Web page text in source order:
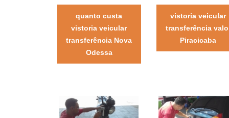
quanto custa
vistoria veicular
transferência Nova
Odessa
vistoria veicular
transferência
Piracicaba